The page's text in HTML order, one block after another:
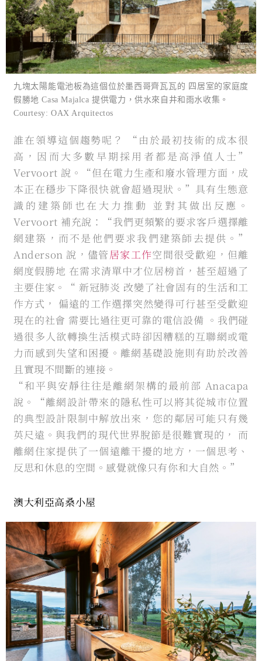
九塊太陽能電池板為這個位於墨西哥齊瓦瓦的 四居室的家庭度
假勝地 Casa Majalca 提供電力，供水來自井和雨水收集。
Courtesy: OAX Arquitectos
誰在領導這個趨勢呢？ “由於最初技術的成本很
高，因而大多數早期採用者都是高淨值人士”
Vervoort 說。“但在電力生產和廢水管理方面，成
本正在穩步下降很快就會超過現狀。”具有生態意
識的建築師也在大力推動 並對其做出反應。
Vervoort 補充說：“我們更頻繁的要求客戶選擇離
網建築，而不是他們要求我們建築師去提供。”
Anderson 說，儘管居家工作空間很受歡迎，但離
網度假勝地 在需求清單中才位居榜首，甚至超過了
主要住家。“ 新冠肺炎 改變了社會固有的生活和工
作方式， 偏遠的工作選擇突然變得可行甚至受歡迎
現在的社會 需要比過往更可靠的電信設備 。我們碰
過很多人欲轉換生活模式時卻因糟糕的互聯網或電
力而感到失望和困擾。離網基礎設施則有助於改善
且實現不間斷的連接。
“和平與安靜往往是離網架構的最前部 Anacapa
說。“離網設計帶來的隱私性可以將其從城市位置
的典型設計限制中解放出來，您的鄰居可能只有幾
英尺遠。與我們的現代世界脫節是很難實現的， 而
離網住家提供了一個遠離干擾的地方，一個思考、
反思和休息的空間。感覺就像只有你和大自然。”
澳大利亞高桑小屋